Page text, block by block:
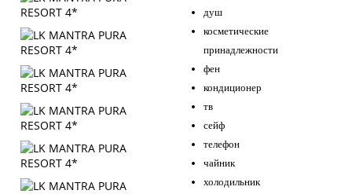
душ
косметические
принадлежности
фен
кондиционер
тв
сейф
телефон
чайник
холодильник